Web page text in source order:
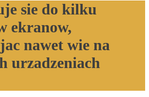
sie do kilku
ekranow,
nawet wie na
urzadzeniach